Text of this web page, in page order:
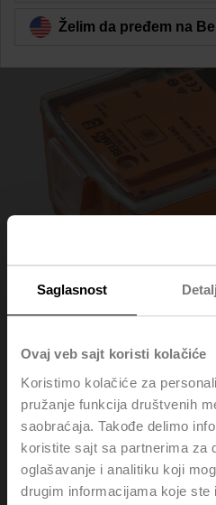
Saglasnost
Ovaj veb sajt koristi kolačiće
Koristimo kolačiće za
pružanje funkcija društvenih
saobraćaja. Takođe delimo
koristite sajt sa partnerima za
oglašavanje i analitiku koji
drugim informacijama koje
VRU-D3-
VAV-Universal – modular
solution with dynamic Δp
external VST damper actuator.
Želim da pređem na